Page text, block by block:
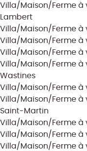
Villa/Maison/Ferme à
Lambert
Villa/Maison/Ferme à
Villa/Maison/Ferme à
Villa/Maison/Ferme à
Villa/Maison/Ferme à
Wastines
Villa/Maison/Ferme à
Villa/Maison/Ferme
Saint-Martin
Villa/Maison/Ferme à
Villa/Maison/Ferme à
Villa/Maison/Ferme à